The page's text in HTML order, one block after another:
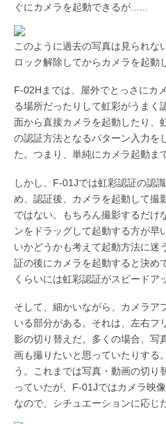
ぐにカメラを起動できるが......
このように過去の写真は見られな
ロック解除してからカメラを起動
F-02Hまでは、屋外でとっさにカ
る場所だったりして虹彩がうまく
面から直接カメラを起動したり、
の認証方法となるパターン入力を
た。つまり、単純にカメラ起動ま
しかし、F-01Jでは虹彩認証の認
め、認証後、カメラを起動して撮
ではない。もちろん撮影するだけ
ンをドラッグして起動する方が早
いかどうかも考えて起動方法に迷
証の後にカメラを起動すると決め
くらいには虹彩認証がスピードア
そして、細かいながら、カメラア
いる部分がある。それは、左右フ
影の切り替えだ。多くの場合、写
画も撮りたいと思っていたりする
う。これまでは写真・動画の切り
っていたが、F-01Jではカメラ映
なので、シチュエーションに応じ